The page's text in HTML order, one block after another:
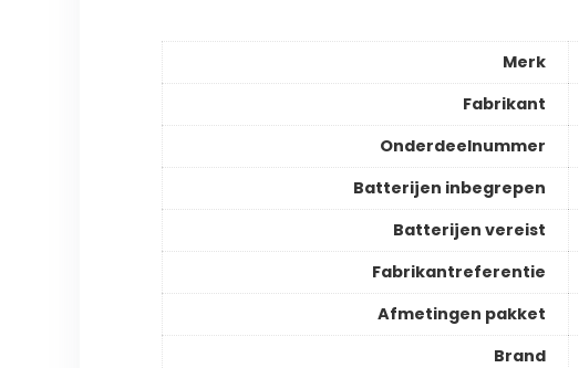
Merk
Fabrikant
Onderdeelnummer
Batterijen inbegrepen
Batterijen vereist
Fabrikantreferentie
Afmetingen pakket
Brand